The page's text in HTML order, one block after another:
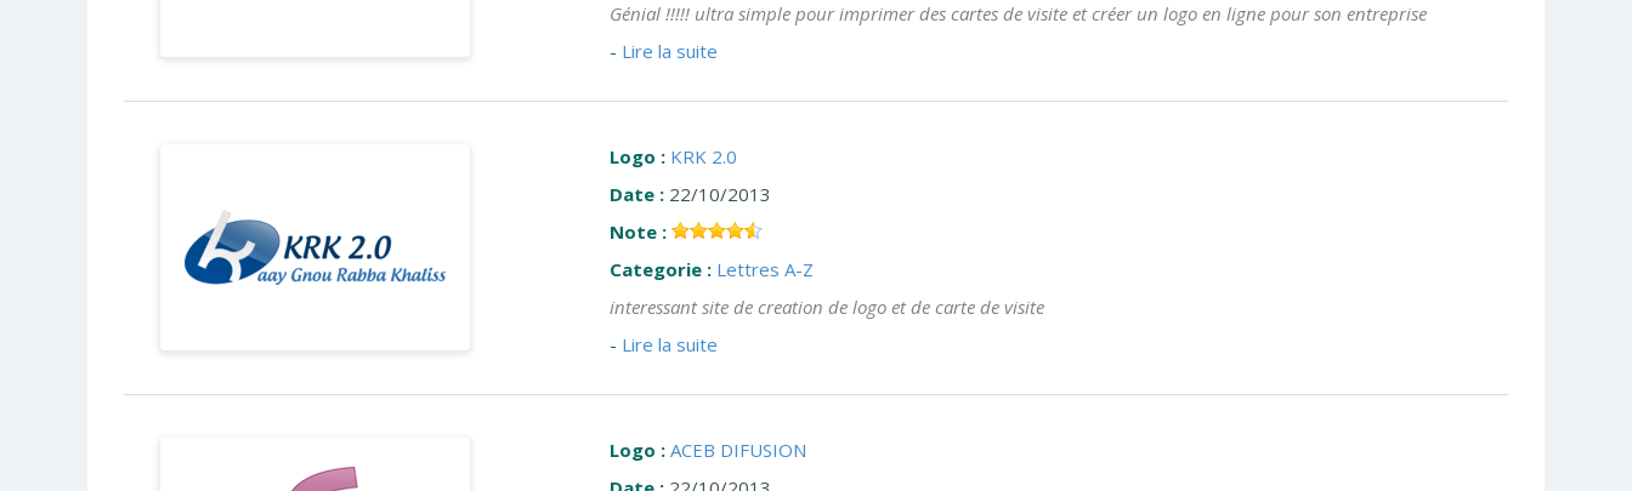
Génial !!!!! ultra simple pour imprimer des cartes de visite et créer un logo en ligne pour son entreprise
- Lire la suite
Logo : KRK 2.0
Date : 22/10/2013
Note :
Categorie : Lettres A-Z
interessant site de creation de logo et de carte de visite
- Lire la suite
Logo : ACEB DIFUSION